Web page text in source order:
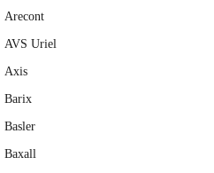
Arecont
AVS Uriel
Axis
Barix
Basler
Baxall